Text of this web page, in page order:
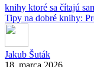
knihy ktoré sa čítajú
Tipy na dobré knihy:
Jakub Šuták
18. marca 2026